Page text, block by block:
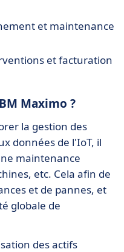
et maintenance
et facturation
Maximo ?
la gestion des
données de l'IoT, il
maintenance
etc. Cela afin de
et de pannes, et
globale de
des actifs